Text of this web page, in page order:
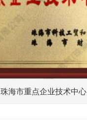
珠海市重点企业技术中心